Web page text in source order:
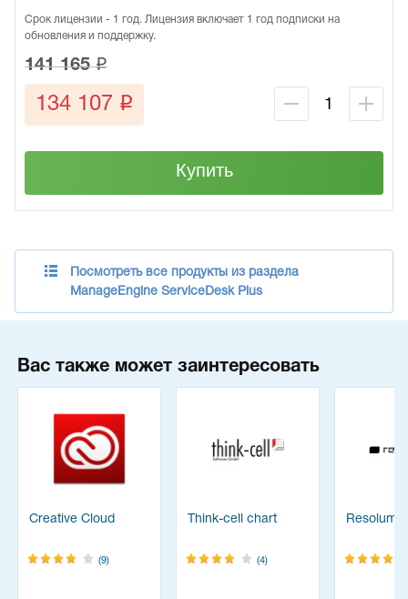
Срок лицензии - 1 год. Лицензия включает 1 год подписки на
обновления и поддержку.
141 165q
134 107 q
Купить
Посмотреть все продукты из раздела
ManageEngine ServiceDesk Plus
Вас также может заинтересовать
Creative Cloud
(9)
Think-cell chart
(4)
Resolume